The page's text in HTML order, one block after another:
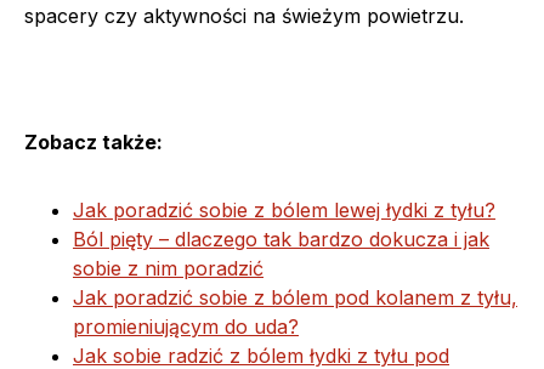
spacery czy aktywności na świeżym powietrzu.
Zobacz także:
Jak poradzić sobie z bólem lewej łydki z tyłu?
Ból pięty – dlaczego tak bardzo dokucza i jak
sobie z nim poradzić
Jak poradzić sobie z bólem pod kolanem z tyłu,
promieniującym do uda?
Jak sobie radzić z bólem łydki z tyłu pod